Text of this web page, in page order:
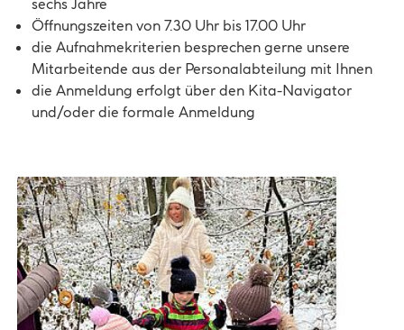
Öffnungszeiten von 7.30 Uhr bis 17.00 Uhr
die Aufnahmekriterien besprechen gerne unsere
Mitarbeitende aus der Personalabteilung mit Ihnen
die Anmeldung erfolgt über den Kita-Navigator
und/oder die formale Anmeldung